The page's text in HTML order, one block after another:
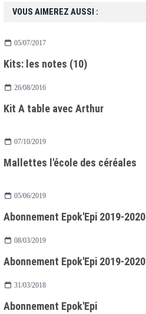
VOUS AIMEREZ AUSSI :
05/07/2017
Kits: les notes (10)
26/08/2016
Kit A table avec Arthur
07/10/2019
Mallettes l'école des céréales
05/06/2019
Abonnement Epok'Epi 2019-2020
08/03/2019
Abonnement Epok'Epi 2019-2020
31/03/2018
Abonnement Epok'Epi